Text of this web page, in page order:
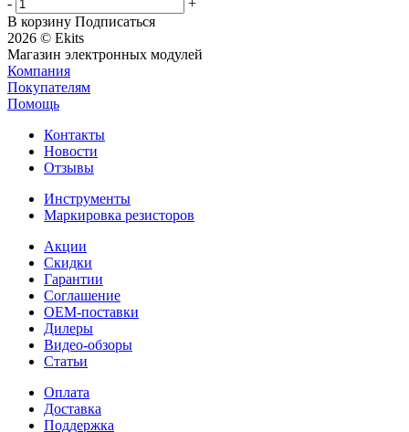
В корзину Подписаться
2026 © Ekits
Магазин электронных модулей
Компания
Покупателям
Помощь
Контакты
Новости
Отзывы
Инструменты
Маркировка резисторов
Акции
Скидки
Гарантии
Соглашение
OEM-поставки
Дилеры
Видео-обзоры
Статьи
Оплата
Доставка
Поддержка